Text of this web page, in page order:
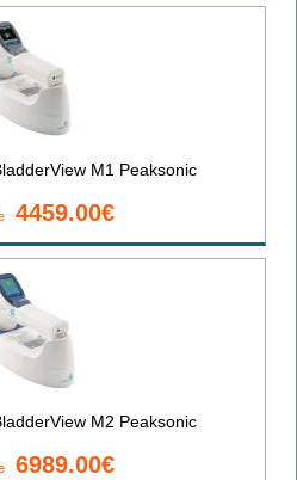
M1 Peaksonic
4459.00€
M2 Peaksonic
6989.00€